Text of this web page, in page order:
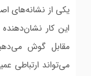
یکی از نشانه‌های
این کار
مقابل گوش
می‌تواند ارتباطی